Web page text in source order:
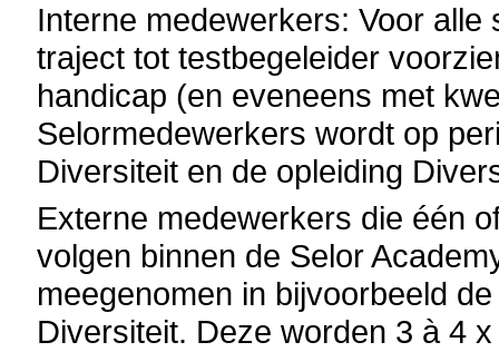
Interne medewerkers: Voor
traject tot testbegeleider
handicap (en eveneens met
Selormedewerkers wordt op
Diversiteit en de opleiding
Externe medewerkers die één
volgen binnen de Selor
meegenomen in bijvoorbeeld
Diversiteit. Deze worden 3 à 4